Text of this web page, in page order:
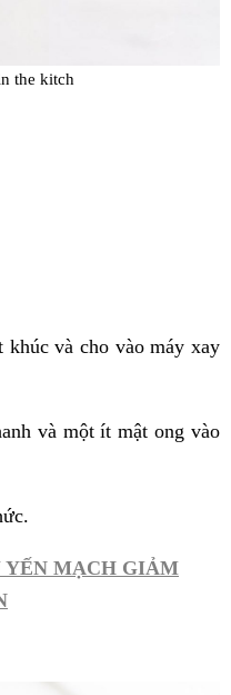
the kitch
khúc và cho vào máy xay
và một ít mật ong vào
YẾN MẠCH GIẢM